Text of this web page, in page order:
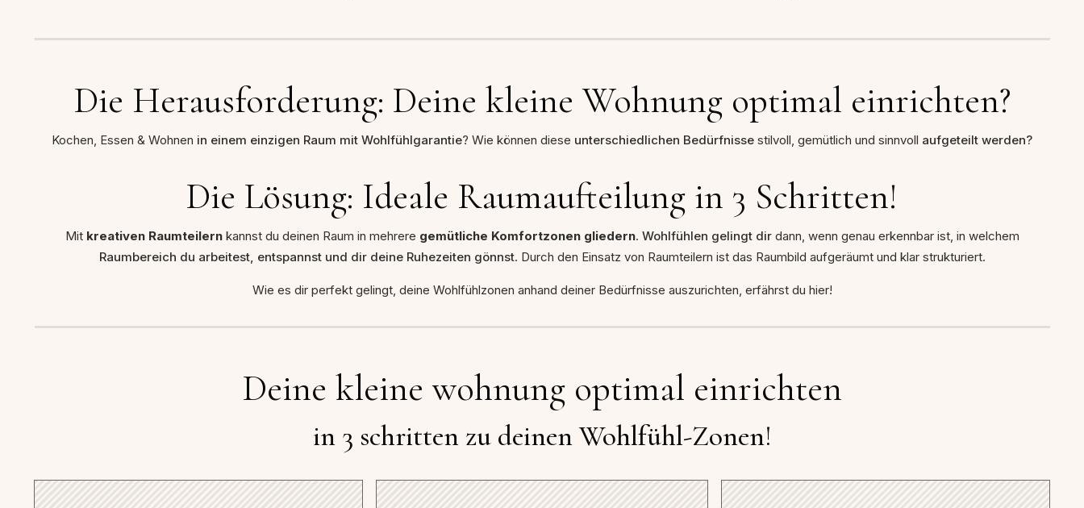
Die Herausforderung: Deine kleine Wohnung optimal einrichten?
Kochen, Essen & Wohnen in einem einzigen Raum mit Wohlfühlgarantie? Wie können diese unterschiedlichen Bedürfnisse stilvoll, gemütlich und sinnvoll aufgeteilt werden?
Die Lösung: Ideale Raumaufteilung in 3 Schritten!
Mit kreativen Raumteilernkannst du deinen Raum in mehrere gemütliche Komfortzonen gliedern. Wohlfühlen gelingt dirdann, wenn genau erkennbar ist, in welchem
Raumbereich du arbeitest, entspannst und dir deine Ruhezeiten gönnst. Durch den Einsatz von Raumteilern ist das Raumbild aufgeräumt und klar strukturiert.
Wie es dir perfekt gelingt, deine Wohlfühlzonen anhand deiner Bedürfnisse auszurichten, erfährst du hier!
Deine kleine wohnung optimal einrichten
in 3 schritten zu deinen Wohlfühl-Zonen!